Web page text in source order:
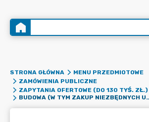
STRONA GŁÓWNA
MENU PRZEDMIOTOWE
ZAMÓWIENIA PUBLICZNE
ZAPYTANIA OFERTOWE (DO 130 TYŚ. ZŁ.)
BUDOWA (W TYM ZAKUP NIEZBĘDNYCH URZĄDZEŃ) INFRASTRUKTURY SŁUŻĄCEJ WYTWARZANIU ENERGII